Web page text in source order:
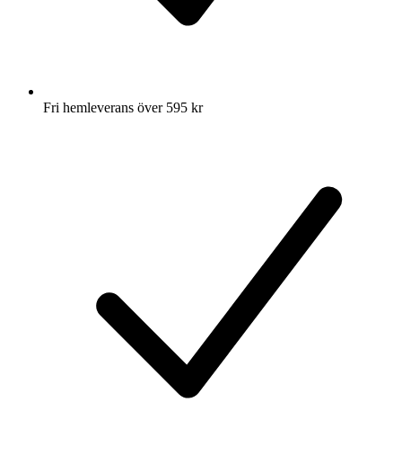
Fri hemleverans över 595 kr